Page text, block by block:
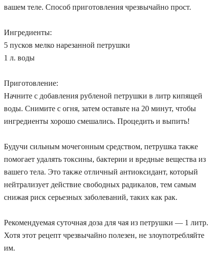
вашем теле. Способ приготовления чрезвычайно прост.
Ингредиенты:
5 пусков мелко нарезанной петрушки
1 л. воды
Приготовление:
Начните с добавления рубленой петрушки в литр кипящей
воды. Снимите с огня, затем оставьте на 20 минут, чтобы
ингредиенты хорошо смешались. Процедить и выпить!
Будучи сильным мочегонным средством, петрушка также
помогает удалять токсины, бактерии и вредные вещества из
вашего тела. Это также отличный антиоксидант, который
нейтрализует действие свободных радикалов, тем самым
снижая риск серьезных заболеваний, таких как рак.
Рекомендуемая суточная доза для чая из петрушки — 1 литр.
Хотя этот рецепт чрезвычайно полезен, не злоупотребляйте
им.